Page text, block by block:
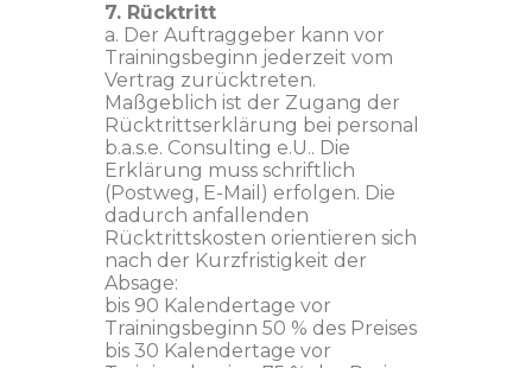
7. Rücktritt
a. Der Auftraggeber kann vor
Trainingsbeginn jederzeit vom
Vertrag zurücktreten.
Maßgeblich ist der Zugang der
Rücktrittserklärung bei personal
b.a.s.e. Consulting e.U.. Die
Erklärung muss schriftlich
(Postweg, E-Mail) erfolgen. Die
dadurch anfallenden
Rücktrittskosten orientieren sich
nach der Kurzfristigkeit der
Absage:
bis 90 Kalendertage vor
Trainingsbeginn 50 % des Preises
bis 30 Kalendertage vor